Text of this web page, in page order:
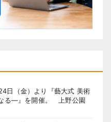
日（金）より『藝大式 美術
る―』を開催。 上野公園